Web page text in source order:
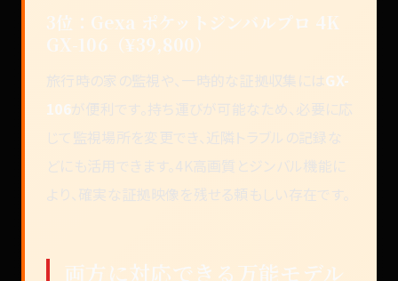
3位：Gexa ポケットジンバルプロ 4K
GX-106（¥39,800）
旅行時の家の監視や、一時的な証拠収集には GX-
106が便利です。持ち運びが可能なため、必要に応
じて監視場所を変更でき、近隣トラブルの記録な
どにも活用できます。4K高画質とジンバル機能に
より、確実な証拠映像を残せる頼もしい存在です。
両方に対応できる万能モデル